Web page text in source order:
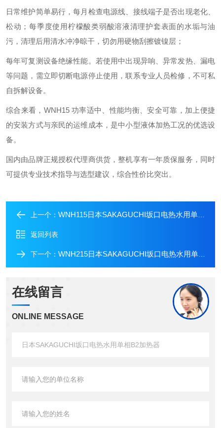
日常维护简单易行，每月检查电源线、接线端子是否出现老化、
松动；每季度使用柠檬酸类弱酸溶液清理护套表面的水垢与油
污，清理后用清水冲净晾干，切勿用硬物刮擦镀镍层；
每年可复测设备绝缘性能。若使用中出现异响、异常发热、漏电
等问题，需立即切断电源停止使用，联系专业人员检修，不可私
自拆解设备。
综合来看，WNH15 功率适中、性能均衡、安全可靠，加上便捷
的安装方式与亲民的运维成本，是中小型液体加热工况的优选设
备。
国内由品牌正规授权代理商供货，整机享有一年质保服务，同时
可提供专业技术指导与选型建议，综合性价比突出。
上一个： WNH115日本SAKAGUCHI坂口电热水用单相B2型加热器
返回列表
下一个： WNH215日本SAKAGUCHI坂口电热水用单相B2加热器
在线留言
ONLINE MESSAGE